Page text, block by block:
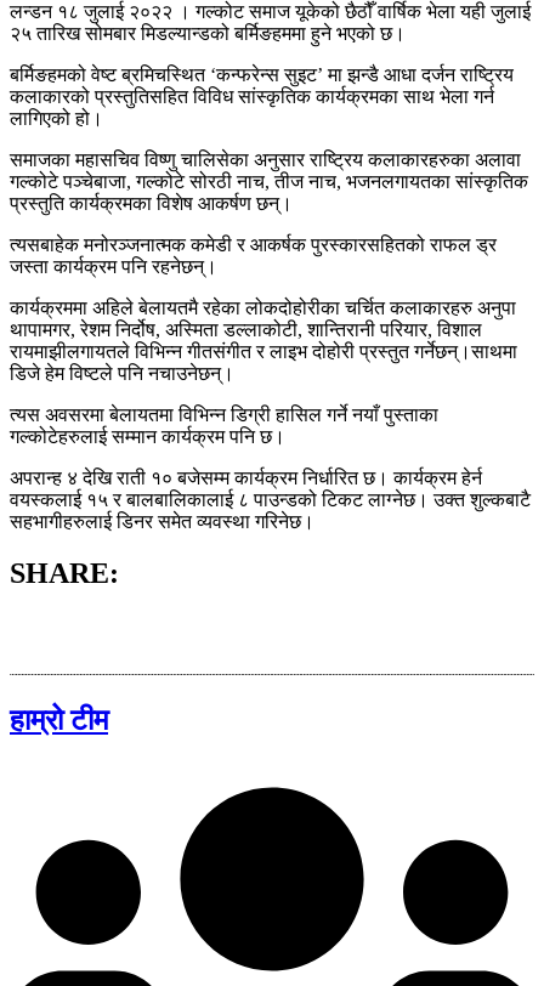
लन्डन १८ जुलाई २०२२ । गल्कोट समाज यूकेको छैठौँ वार्षिक भेला यही जुलाई
२५ तारिख सोमबार मिडल्यान्डको बर्मिङहममा हुने भएको छ।
बर्मिङहमको वेष्ट ब्रमिचस्थित ‘कन्फरेन्स सुइट’ मा झन्डै आधा दर्जन राष्ट्रिय
कलाकारको प्रस्तुतिसहित विविध सांस्कृतिक कार्यक्रमका साथ भेला गर्न
लागिएको हो।
समाजका महासचिव विष्णु चालिसेका अनुसार राष्ट्रिय कलाकारहरुका अलावा
गल्कोटे पञ्चेबाजा, गल्कोटे सोरठी नाच, तीज नाच, भजनलगायतका सांस्कृतिक
प्रस्तुति कार्यक्रमका विशेष आकर्षण छन्।
त्यसबाहेक मनोरञ्जनात्मक कमेडी र आकर्षक पुरस्कारसहितको राफल ड्र
जस्ता कार्यक्रम पनि रहनेछन्।
कार्यक्रममा अहिले बेलायतमै रहेका लोकदोहोरीका चर्चित कलाकारहरु अनुपा
थापामगर, रेशम निर्दोष, अस्मिता डल्लाकोटी, शान्तिरानी परियार, विशाल
रायमाझीलगायतले विभिन्न गीतसंगीत र लाइभ दोहोरी प्रस्तुत गर्नेछन्।साथमा
डिजे हेम विष्टले पनि नचाउनेछन्।
त्यस अवसरमा बेलायतमा विभिन्न डिग्री हासिल गर्ने नयाँ पुस्ताका
गल्कोटेहरुलाई सम्मान कार्यक्रम पनि छ।
अपरान्ह ४ देखि राती १० बजेसम्म कार्यक्रम निर्धारित छ। कार्यक्रम हेर्न
वयस्कलाई १५ र बालबालिकालाई ८ पाउन्डको टिकट लाग्नेछ। उक्त शुल्कबाटै
सहभागीहरुलाई डिनर समेत व्यवस्था गरिनेछ।
SHARE:
हाम्रो टीम